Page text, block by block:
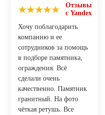
Отзывы
с Yandex
Хочу поблагодарить
компанию и ее
сотрудников за помощь
в подборе памятника,
ограждения. Всё
сделали очень
качественно. Памятник
гранитный. На фото
чёткая ретушь. Все